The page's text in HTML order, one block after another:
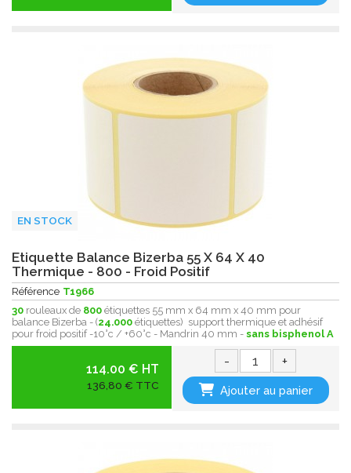
EN STOCK
Etiquette Balance Bizerba 55 X 64 X 40
Thermique - 800 - Froid Positif
Référence T1966
30 rouleaux de 800 étiquettes 55 mm x 64 mm x 40 mm pour
balance Bizerba - (24.000 étiquettes) support thermique et adhésif
pour froid positif -10°c / +60°c - Mandrin 40 mm - sans bisphenol A
114.00 € HT
136,80 € TTC
- +
Ajouter au panier